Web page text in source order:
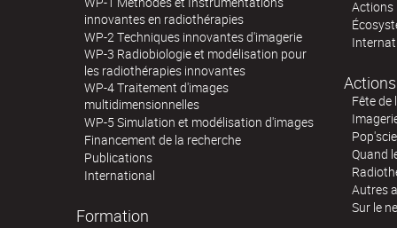
innovantes en radiothérapies
WP-2 Techniques innovantes d'imagerie
WP-3 Radiobiologie et modélisation pour
les radiothérapies innovantes
WP-4 Traitement d'images
multidimensionnelles
WP-5 Simulation et modélisation d'images
Financement de la recherche
Publications
International
Formation
Actions
Fête de
Quand
Autres
Sur le